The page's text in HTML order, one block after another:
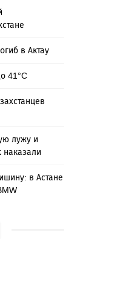
в Актау
41°C
лужу и
наказали
в Астане